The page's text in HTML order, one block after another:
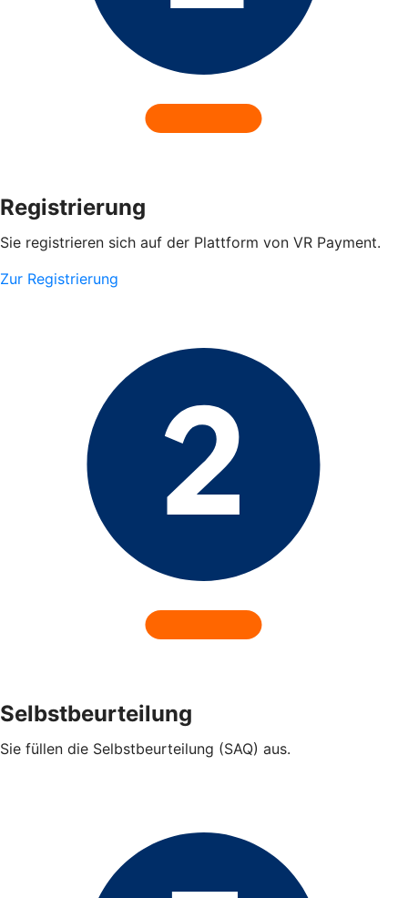
Registrierung
Sie registrieren sich auf der Plattform von VR Payment.
Zur Registrierung
Selbstbeurteilung
Sie füllen die Selbstbeurteilung (SAQ) aus.